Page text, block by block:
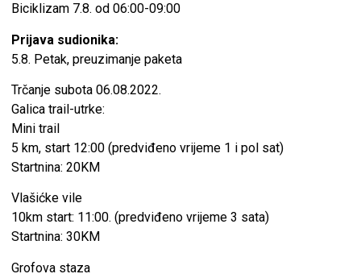
Biciklizam 7.8. od 06:00-09:00
Prijava sudionika:
5.8. Petak, preuzimanje paketa
Trčanje subota 06.08.2022.
Galica trail-utrke:
Mini trail
5 km, start 12:00 (predviđeno vrijeme 1 i pol sat)
Startnina: 20KM
Vlašićke vile
10km start: 11:00. (predviđeno vrijeme 3 sata)
Startnina: 30KM
Grofova staza